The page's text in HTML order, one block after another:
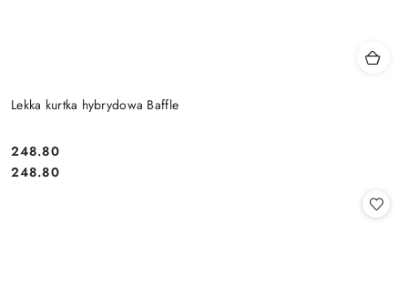
Lekka kurtka hybrydowa Baffle
Cena:
248.80
Cena:
248.80